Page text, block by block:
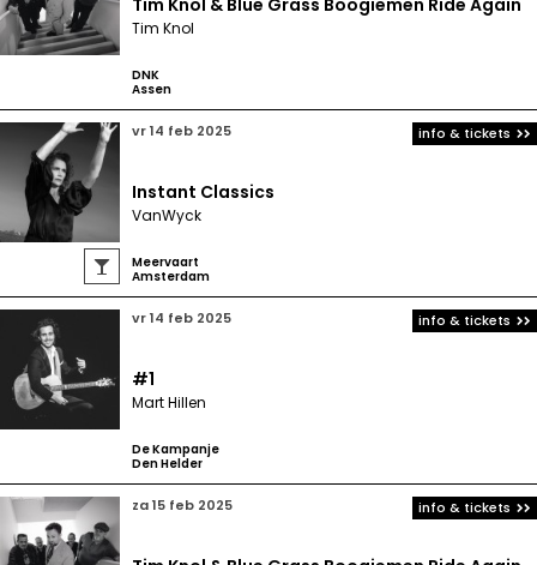
Tim Knol & Blue Grass Boogiemen Ride Again
Tim Knol
DNK
Assen

vr 14 feb 2025
Instant Classics
VanWyck
Meervaart
Amsterdam
info & tickets
vr 14 feb 2025
#1
Mart Hillen
De Kampanje
Den Helder
info & tickets
za 15 feb 2025 info & tickets